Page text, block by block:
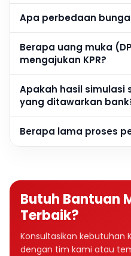
Apa perbedaan
Berapa uang muka
mengajukan KPR?
Apakah hasil simulasi
yang ditawarkan
Berapa lama proses
Butuh Bantuan
Terbaik?
Konsultasikan kebutuhan
dengan tim kami atau